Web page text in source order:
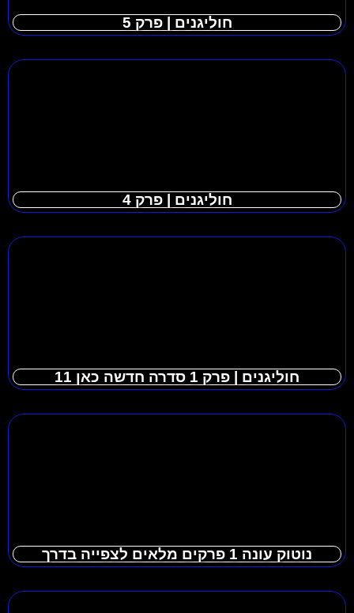
חוליגנים | פרק 5
חוליגנים | פרק 4
חוליגנים | פרק 1 סדרה חדשה כאן 11
נוטוק עונה 1 פרקים מלאים לצפייה בדרך